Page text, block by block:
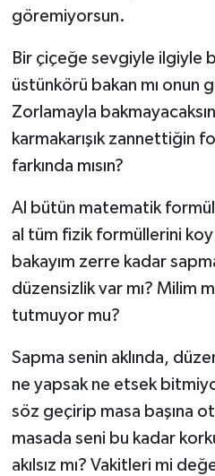
göremiyorsun.
Bir çiçeğe sevgiyle ilgiyle
üstünkörü bakan mı onun
Zorlamayla
karmakarışık zannettiğin
farkında mısın?
Al bütün matematik
al tüm fizik formüllerini koy
bakayım zerre kadar
düzensizlik var mı? Milim
tutmuyor mu?
Sapma senin aklında,
ne yapsak ne etsek
söz geçirip masa başına
masada seni bu kadar
akılsız mı? Vakitleri mi